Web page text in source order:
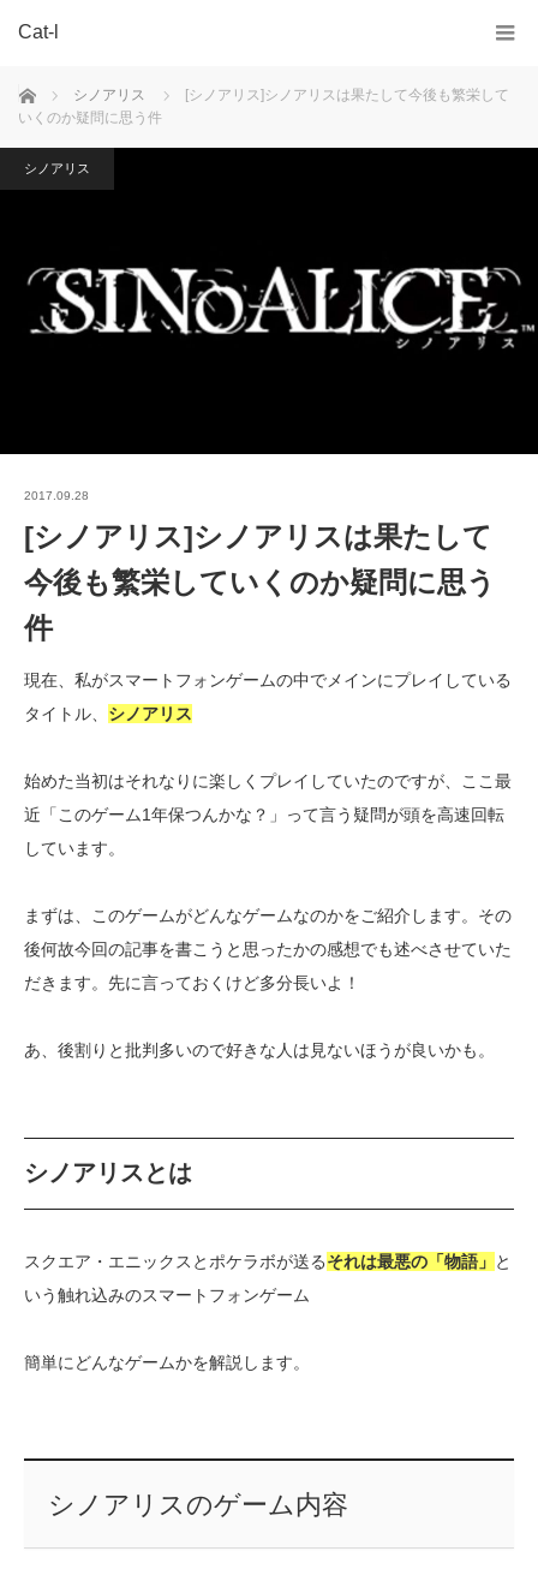
Cat-l
ホーム シノアリス
[シノアリス]シノアリスは果たして今後も繁栄して
いくのか疑問に思う件
シノアリス
2017.09.28
[シノアリス]シノアリスは果たして
今後も繁栄していくのか疑問に思う
件
現在、私がスマートフォンゲームの中でメインにプレイしている
タイトル、 シノアリス
始めた当初はそれなりに楽しくプレイしていたのですが、ここ最
近「このゲーム1年保つんかな？」って言う疑問が頭を高速回転
しています。
まずは、このゲームがどんなゲームなのかをご紹介します。その
後何故今回の記事を書こうと思ったかの感想でも述べさせていた
だきます。先に言っておくけど多分長いよ！
あ、後割りと批判多いので好きな人は見ないほうが良いかも。
シノアリスとは
スクエア・エニックスとポケラボが送るそれは最悪の「物語」 と
いう触れ込みのスマートフォンゲーム
簡単にどんなゲームかを解説します。
シノアリスのゲーム内容